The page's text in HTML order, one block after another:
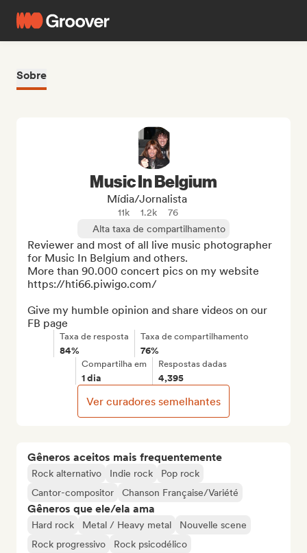
Sobre
Gêneros aceitos mais frequentemente
Rock alternativo Indie rock
Pop rock
Cantor-compositor
Chanson Française/Variété
Gêneros que ele/ela ama
Hard rock Metal / Heavy metal
Nouvelle scene
Rock progressivo
Rock psicodélico
Music In Belgium
Mídia/Jornalista
11k 1.2k
76
Alta taxa de compartilhamento
Reviewer and most of all live music photographer
for Music In Belgium and others.
More than 90.000 concert pics on my website
https://hti66.piwigo.com/
Give my humble opinion and share videos on our
FB page
Taxa de resposta
84%
Taxa de compartilhamento
76%
Compartilha em
1 dia
Respostas dadas
4,395
Ver curadores semelhantes